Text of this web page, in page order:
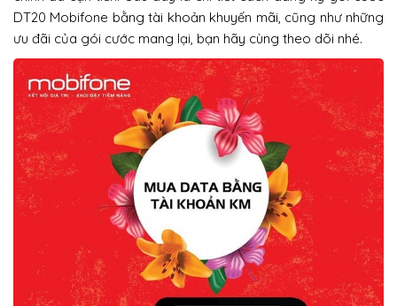
DT20 Mobifone bằng tài khoản khuyến mãi, cũng như những
ưu đãi của gói cước mang lại, bạn hãy cùng theo dõi nhé.